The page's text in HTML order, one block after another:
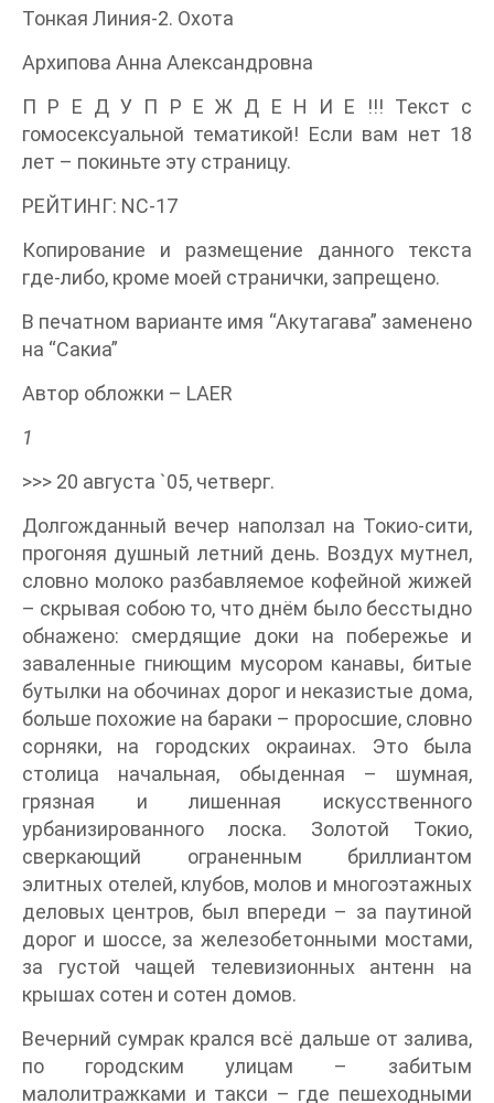
Тонкая Линия-2. Охота
Архипова Анна Александровна
П Р Е Д У П Р Е Ж Д Е Н И Е !!! Текст с
гомосексуальной тематикой! Если вам нет 18
лет – покиньте эту страницу.
РЕЙТИНГ: NC-17
Копирование и размещение данного текста
где-либо, кроме моей странички, запрещено.
В печатном варианте имя “Акутагава” заменено
на “Сакиа”
Автор обложки – LAER
1
>>> 20 августа `05, четверг.
Долгожданный вечер наползал на Токио-сити,
прогоняя душный летний день. Воздух мутнел,
словно молоко разбавляемое кофейной жижей
– скрывая собою то, что днём было бесстыдно
обнажено: смердящие доки на побережье и
заваленные гниющим мусором канавы, битые
бутылки на обочинах дорог и неказистые дома,
больше похожие на бараки – проросшие, словно
сорняки, на городских окраинах. Это была
столица начальная, обыденная – шумная,
грязная и лишенная искусственного
урбанизированного лоска. Золотой Токио,
сверкающий ограненным бриллиантом
элитных отелей, клубов, молов и многоэтажных
деловых центров, был впереди – за паутиной
дорог и шоссе, за железобетонными мостами,
за густой чащей телевизионных антенн на
крышах сотен и сотен домов.
Вечерний сумрак крался всё дальше от залива,
по городским улицам – забитым
малолитражками и такси – где пешеходными